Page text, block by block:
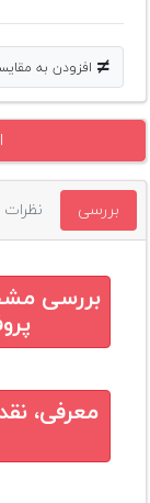
دوربین
بله
افزودن به
بررسی نظرات
بررسی
معرفی،